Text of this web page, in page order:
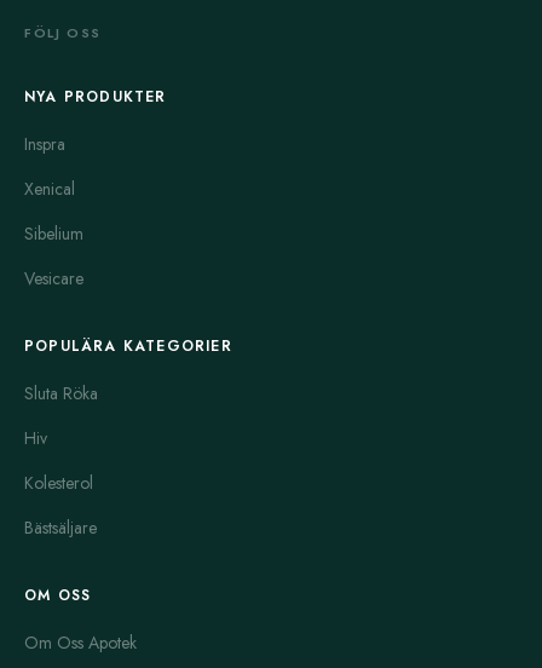
FÖLJ OSS
NYA PRODUKTER
Inspra
Xenical
Sibelium
Vesicare
POPULÄRA KATEGORIER
Sluta Röka
Hiv
Kolesterol
Bästsäljare
OM OSS
Om Oss Apotek